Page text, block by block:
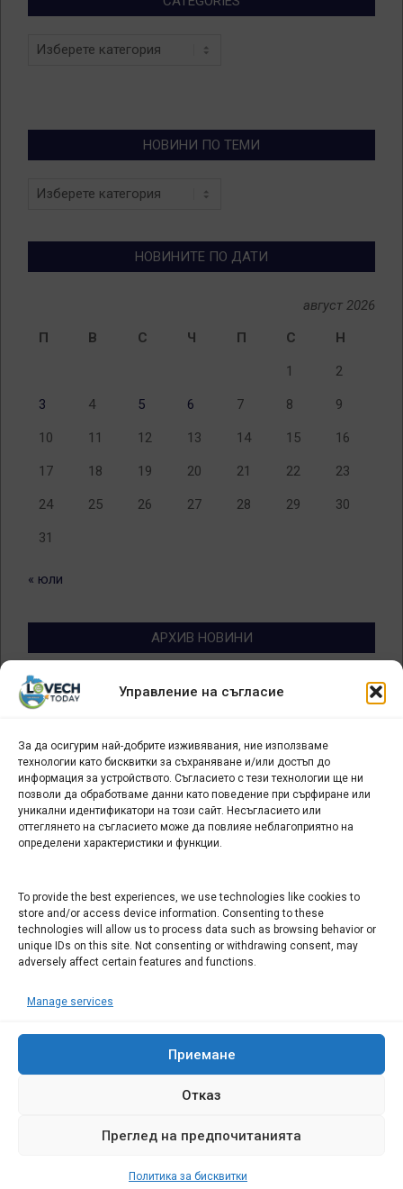
Управление на съгласие
За да осигурим най-добрите изживявания, ние използваме
технологии като бисквитки за съхраняване и/или достъп до
информация за устройството. Съгласието с тези технологии ще ни
позволи да обработваме данни като поведение при сърфиране или
уникални идентификатори на този сайт. Несъгласието или
оттеглянето на съгласието може да повлияе неблагоприятно на
определени характеристики и функции.
To provide the best experiences, we use technologies like cookies to
store and/or access device information. Consenting to these
technologies will allow us to process data such as browsing behavior or
unique IDs on this site. Not consenting or withdrawing consent, may
adversely affect certain features and functions.
Manage services
Приемане
Отказ
Преглед на предпочитанията
Политика за бисквитки
Categories
НОВИНИ ПО ТЕМИ
Новини
НОВИНИТЕ ПО ДАТИ
август 2026
П
В С Ч П С Н
1 2
3 4 5 6 7 8 9
10 11 12 13 14 15 16
17 18 19 20 21 22 23
24 25 26 27 28 29 30
31
« юли
АРХИВ НОВИНИ
Архив
новини
БИЗНЕС
Арт галерия "Мостове" – магазин за изкуство
СЕВЕРОЗАПАДА ИНФОРМАЦИОНЕН БИЗНЕС
ТУРИСТИЧЕСКИ КЛЪСТЕР
ИНСТИТУЦИИ В ЛОВЕЧ
Административен съд Ловеч
Областна администрация Ловеч
ОДМВР Ловеч
Окръжен съд Ловеч
"Иванов Комюникейшънс" ЕООД Всички права запазени